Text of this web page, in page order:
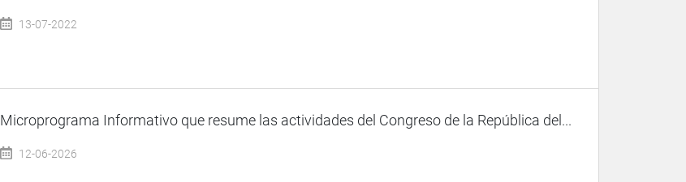
13-07-2022
Microprograma Informativo que resume las actividades del Congreso de la República del...
12-06-2026